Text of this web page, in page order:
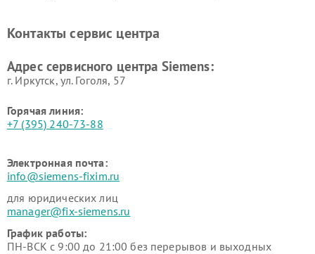
Siemens
Siemens
Siemens
Siemens
Контакты сервис центра
Адрес сервисного центра Siemens:
г. Иркутск, ул. ​Гоголя, 57
Горячая линия:
+7 (395) 240-73-88
Электронная почта:
info@siemens-fixim.ru
для юридических лиц
manager@fix-siemens.ru
График работы:
ПН-ВСК с 9:00 до 21:00 без перерывов и выходных